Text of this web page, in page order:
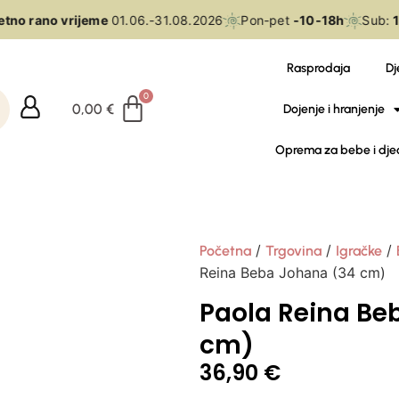
rano vrijeme01.06.-31.08.2026 Pon-pet-10-18h Sub:
0,00€
Rasprodaja
Dojenje i hranjenje
Oprema za bebe i
Početna / Trgovina / Igračke /
Reina Beba Johana (34 cm)
Paola Reina
cm)
36,90 €